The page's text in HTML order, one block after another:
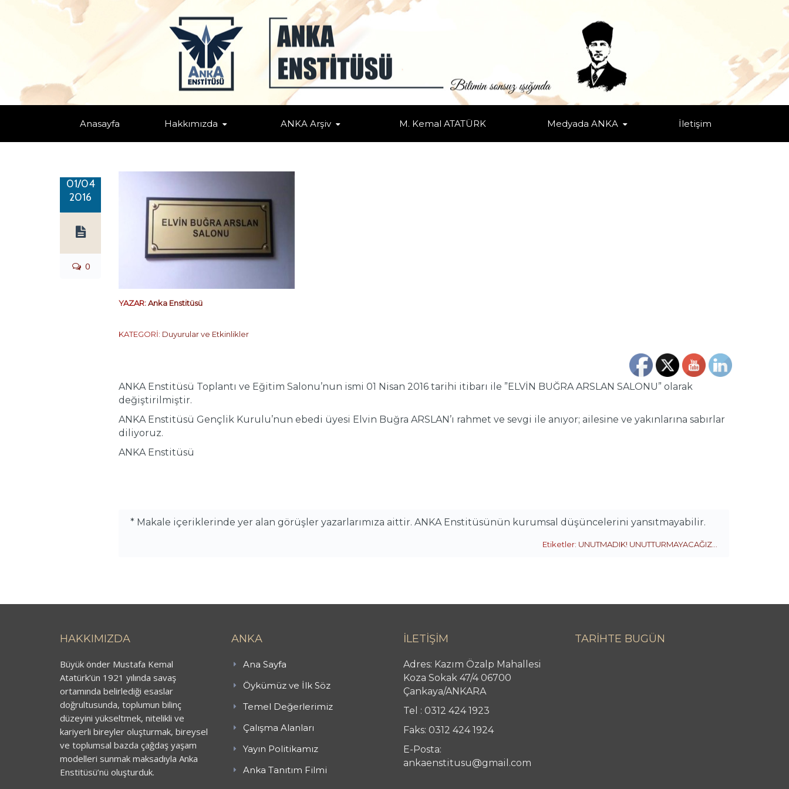
Anasayfa Hakkımızda ANKA Arşiv M. Kemal ATATÜRK Medyada ANKA İletişim
UNUTMADIK! UNUTTURMAYACAĞIZ…
01/04
2016
0
YAZAR:Anka Enstitüsü
KATEGORİ: Duyurular ve Etkinlikler
ANKA Enstitüsü Toplantı ve Eğitim Salonu’nun ismi 01 Nisan 2016 tarihi itibarı ile ”ELVİN BUĞRA ARSLAN SALONU” olarak
değiştirilmiştir.
ANKA Enstitüsü Gençlik Kurulu’nun ebedi üyesi Elvin Buğra ARSLAN’ı rahmet ve sevgi ile anıyor; ailesine ve yakınlarına sabırlar
diliyoruz.
ANKA Enstitüsü
* Makale içeriklerinde yer alan görüşler yazarlarımıza aittir. ANKA Enstitüsünün kurumsal düşüncelerini yansıtmayabilir.
Etiketler: UNUTMADIK! UNUTTURMAYACAĞIZ...
HAKKIMIZDA
Büyük önder Mustafa Kemal
Atatürk’ün 1921 yılında savaş
ortamında belirlediği esaslar
doğrultusunda, toplumun bilinç
düzeyini yükseltmek, nitelikli ve
kariyerli bireyler oluşturmak, bireysel
ve toplumsal bazda çağdaş yaşam
modelleri sunmak maksadıyla Anka
Enstitüsü’nü oluşturduk.
ANKA
Ana Sayfa
Öykümüz ve İlk Söz
Temel Değerlerimiz
Çalışma Alanları
Yayın Politikamız
Anka Tanıtım Filmi
İLETİŞİM
Adres: Kazım Özalp Mahallesi
Koza Sokak 47/4 06700
Çankaya/ANKARA
Tel : 0312 424 1923
Faks: 0312 424 1924
E-Posta:
ankaenstitusu@gmail.com
TARİHTE BUGÜN